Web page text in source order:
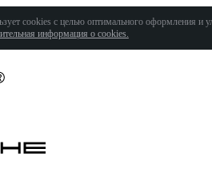
cookies с целью оптимального оформления и
информация о cookies.